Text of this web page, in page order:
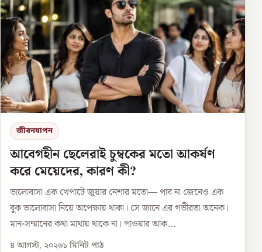
জীবনযাপন
আবেগহীন ছেলেরাই চুম্বকের মতো আকর্ষণ
করে মেয়েদের, কারণ কী?
ভালোবাসা এক খেপাটে জুয়ার নেশার মতো— পাব না জেনেও এক
বুক ভালোবাসা নিয়ে অপেক্ষায় থাকা। সে জানে এর গভীরতা অনেক।
মান-সম্মানের কথা মাথায় থাকে না। পাওয়ার আক...
৪ আগস্ট, ২০২৬১ মিনিট পাঠ